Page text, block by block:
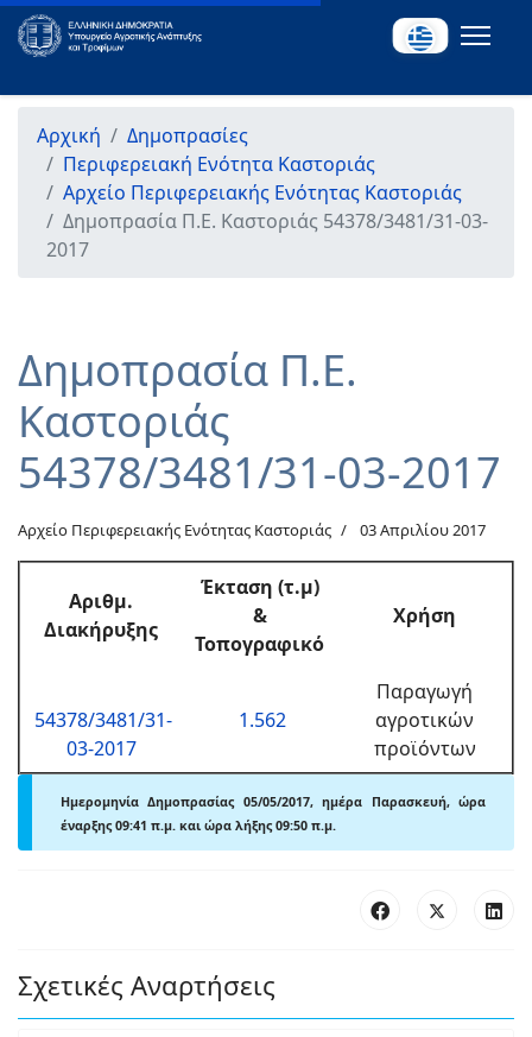
Αρχική
Δημοπρασίες
Περιφερειακή Ενότητα Καστοριάς
Αρχείο Περιφερειακής Ενότητας Καστοριάς
Δημοπρασία Π.Ε. Καστοριάς 54378/3481/31-03-
2017
Δημοπρασία Π.Ε.
Καστοριάς
54378/3481/31-03-2017
Αρχείο Περιφερειακής Ενότητας Καστοριάς 03 Απριλίου 2017
Αριθμ.
Διακήρυξης
Έκταση (τ.μ)
&
Τοπογραφικό
Χρήση
54378/3481/31-
03-2017
1.562
Παραγωγή
αγροτικών
προϊόντων
Ημερομηνία Δημοπρασίας 05/05/2017, ημέρα Παρασκευή, ώρα
έναρξης 09:41 π.μ. και ώρα λήξης 09:50 π.μ.
Σχετικές Αναρτήσεις